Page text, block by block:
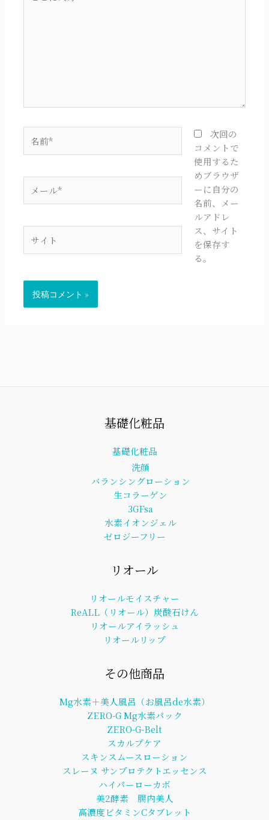
前
ー
*
次回の
コメントで
使用するた
めブラウザ
ーに自分の
名前、メー
ルアドレ
ス、サイト
を保存す
る。
基礎化粧品
基礎化粧品
洗顔
バランシングローション
生コラーゲン
3GFsa
水素イオンジェル
ゼロジーフリー
リオール
リオールモイスチャー
ReALL（リオール）炭酸石けん
リオールアイラッシュ
リオールリップ
その他商品
Mg水素＋美人風呂（お風呂de水素）
ZERO-G Mg水素パック
ZERO-G-Belt
スカルプケア
スキンスムースローション
スレーヌ サンプロテクトエッセンス
ハイパーローカボ
美2酵素 腸内美人
高濃度ビタミンCタブレット